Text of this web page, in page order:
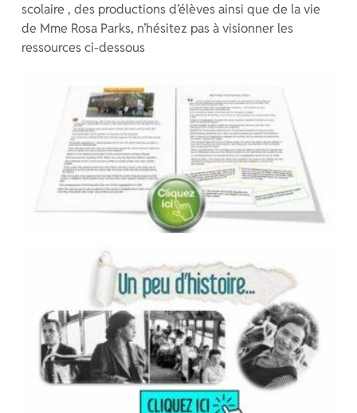
scolaire , des productions d’élèves ainsi que de la vie
de Mme Rosa Parks, n’hésitez pas à visionner les
ressources ci-dessous